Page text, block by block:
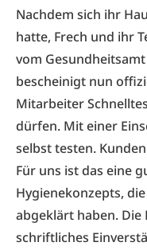
Nachdem sich ihr
hatte, Frech und ihr
vom
bescheinigt nun
Mitarbeiter
dürfen. Mit einer
selbst testen.
Für uns ist das eine
Hygienekonzepts,
abgeklärt haben.
schriftliches